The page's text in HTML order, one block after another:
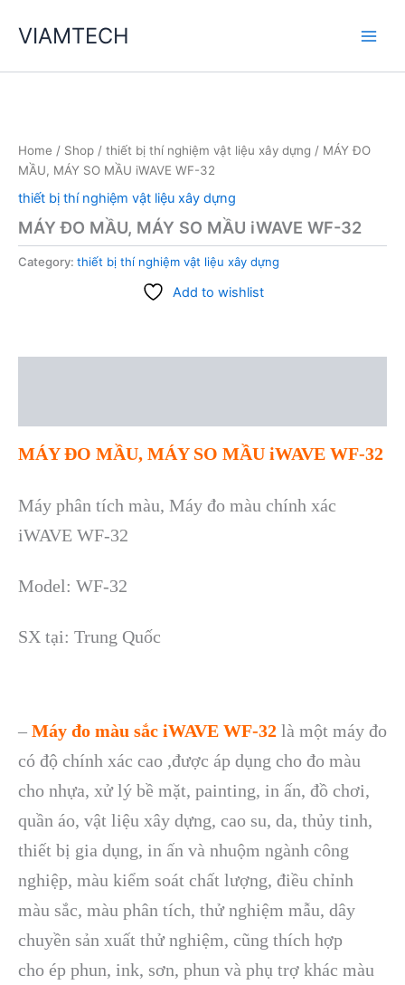
VIAMTECH
Home / Shop / thiết bị thí nghiệm vật liệu xây dựng / MÁY ĐO
MẦU, MÁY SO MẦU iWAVE WF-32
thiết bị thí nghiệm vật liệu xây dựng
MÁY ĐO MẦU, MÁY SO MẦU iWAVE WF-32
Category: thiết bị thí nghiệm vật liệu xây dựng
Add to wishlist
MÁY ĐO MẦU, MÁY SO MẦU iWAVE WF-32
Máy phân tích màu, Máy đo màu chính xác
iWAVE WF-32
Model: WF-32
SX tại: Trung Quốc
– Máy đo màu sắc iWAVE WF-32 là một máy đo
có độ chính xác cao ,được áp dụng cho đo màu
cho nhựa, xử lý bề mặt, painting, in ấn, đồ chơi,
quần áo, vật liệu xây dựng, cao su, da, thủy tinh,
thiết bị gia dụng, in ấn và nhuộm ngành công
nghiệp, màu kiểm soát chất lượng, điều chỉnh
màu sắc, màu phân tích, thử nghiệm mẫu, dây
chuyền sản xuất thử nghiệm, cũng thích hợp
cho ép phun, ink, sơn, phun và phụ trợ khác màu